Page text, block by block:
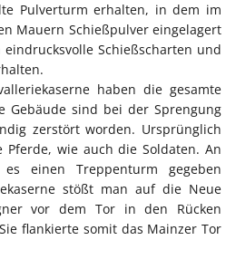
Pulverturm erhalten, in dem im
Mauern Schießpulver eingelagert
Schießscharten und
haben die gesamte
Gebäude sind bei der Sprengung
zerstört worden. Ursprünglich
wie auch die Soldaten. An
einen Treppenturm gegeben
stößt man auf die Neue
vor dem Tor in den Rücken
flankierte somit das Mainzer Tor